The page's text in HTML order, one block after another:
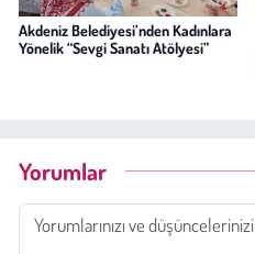
Akdeniz Belediyesi’nden Kadınlara
Yönelik “Sevgi Sanatı Atölyesi”
Yorumlar